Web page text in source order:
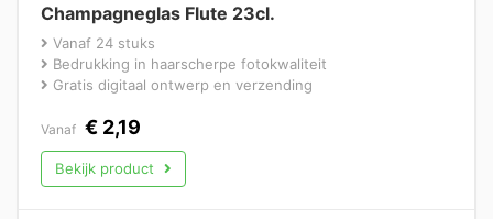
Champagneglas Flute 23cl.
Vanaf 24 stuks
Bedrukking in haarscherpe fotokwaliteit
Gratis digitaal ontwerp en verzending
Vanaf € 2,19
Bekijk product